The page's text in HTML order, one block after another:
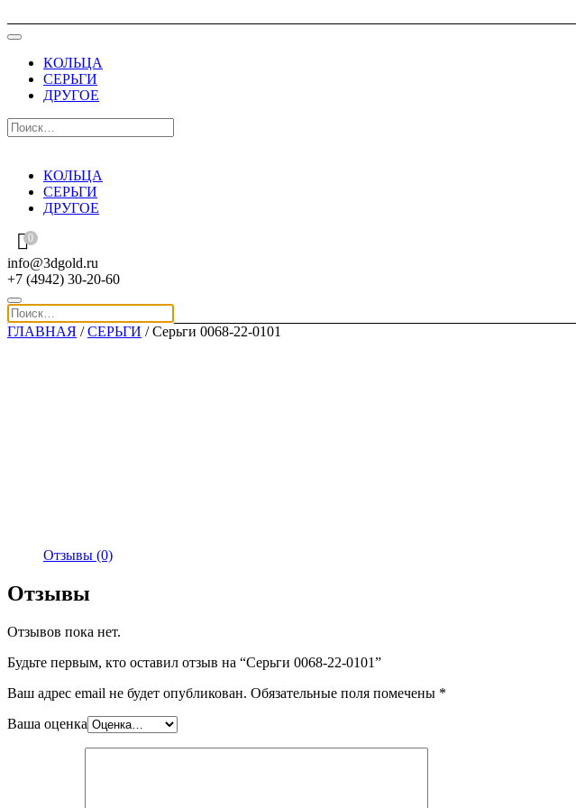
КОЛЬЦА
СЕРЬГИ
ДРУГОЕ
КОЛЬЦА
СЕРЬГИ
ДРУГОЕ
0
info@3dgold.ru
+7 (4942) 30-20-60
ГЛАВНАЯ /СЕРЬГИ / Серьги 0068-22-0101
Отзывы (0)
Отзывы
Отзывов пока нет.
Будьте первым, кто оставил отзыв на “Серьги 0068-22-0101”
Ваш адрес email не будет опубликован. Обязательные поля помечены *
Ваша оценка